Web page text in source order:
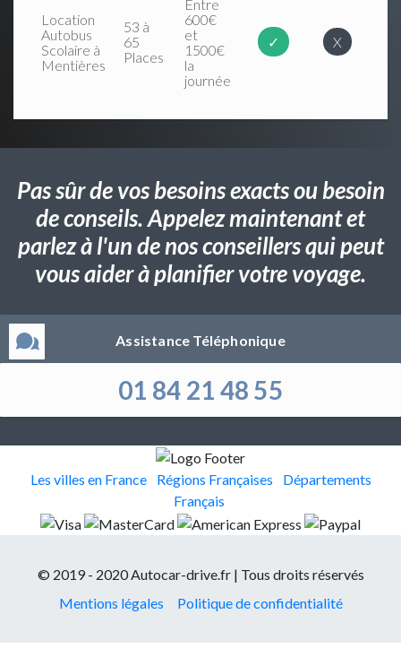
Location
Autobus
Scolaire à
Mentières
53 à
65
Places
Entre
600€
et
1500€
la
journée
✓ X
Pas sûr de vos besoins exacts ou besoin
de conseils. Appelez maintenant et
parlez à l'un de nos conseillers qui peut
vous aider à planifier votre voyage.
Assistance Téléphonique
01 84 21 48 55
Les villes en France Régions Françaises
Départements
Français
© 2019 - 2020 Autocar-drive.fr | Tous droits réservés
Mentions légales
Politique de confidentialité